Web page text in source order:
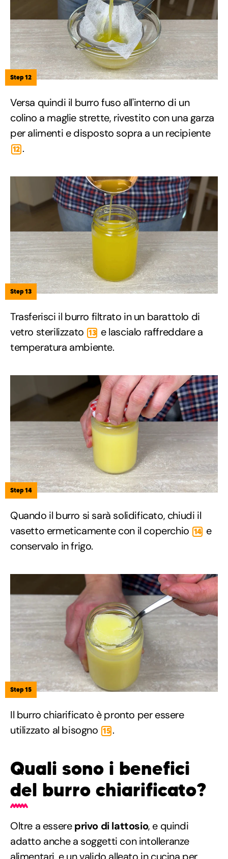
Step 12
Versa quindi il burro fuso all'interno di un
colino a maglie strette, rivestito con una garza
per alimenti e disposto sopra a un recipiente
12 .
Step 13
Trasferisci il burro filtrato in un barattolo di
vetro sterilizzato 13 e lascialo raffreddare a
temperatura ambiente.
Step 14
Quando il burro si sarà solidificato, chiudi il
vasetto ermeticamente con il coperchio 14 e
conservalo in frigo.
Step 15
Il burro chiarificato è pronto per essere
utilizzato al bisogno 15 .
Quali sono i benefici
del burro chiarificato?
Oltre a essereprivo di lattosio, e quindi
adatto anche a soggetti con intolleranze
alimentari, e un valido alleato in cucina per